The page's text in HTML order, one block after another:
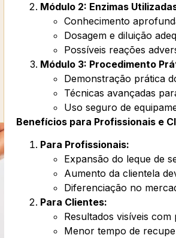
Módulo 2: Enzimas
Conhecimento
Dosagem e diluição
Possíveis reações
Módulo 3: Procedimento
Demonstração prática
Técnicas avançadas
Uso seguro de
Benefícios para Profissionais e
Para Profissionais:
Expansão do leque de
Aumento da clientela
Diferenciação no
Para Clientes:
Resultados visíveis
Menor tempo de